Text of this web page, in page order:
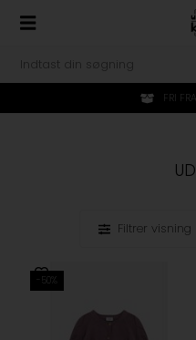
FRI
Filtrer visning
-50%